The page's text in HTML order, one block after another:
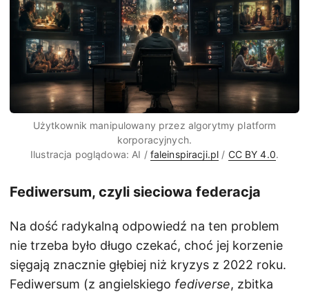
Użytkownik manipulowany przez algorytmy platform
korporacyjnych.
Ilustracja poglądowa: AI / faleinspiracji.pl / CC BY 4.0.
Fediwersum, czyli sieciowa federacja
Na dość radykalną odpowiedź na ten problem
nie trzeba było długo czekać, choć jej korzenie
sięgają znacznie głębiej niż kryzys z 2022 roku.
Fediwersum (z angielskiego fediverse, zbitka